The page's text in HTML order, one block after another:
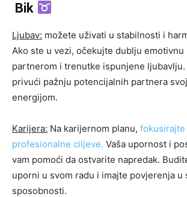
Bik
Ljubav: možete uživati ​​u stabilnosti i
Ako ste u vezi, očekujte dublju emotivnu
partnerom i trenutke ispunjene
privući pažnju potencijalnih partnera
energijom.
Karijera: Na karijernom planu, fokusirajte
profesionalne ciljeve. Vaša upornost i
vam pomoći da ostvarite napredak.
uporni u svom radu i imajte povjerenja u
sposobnosti.